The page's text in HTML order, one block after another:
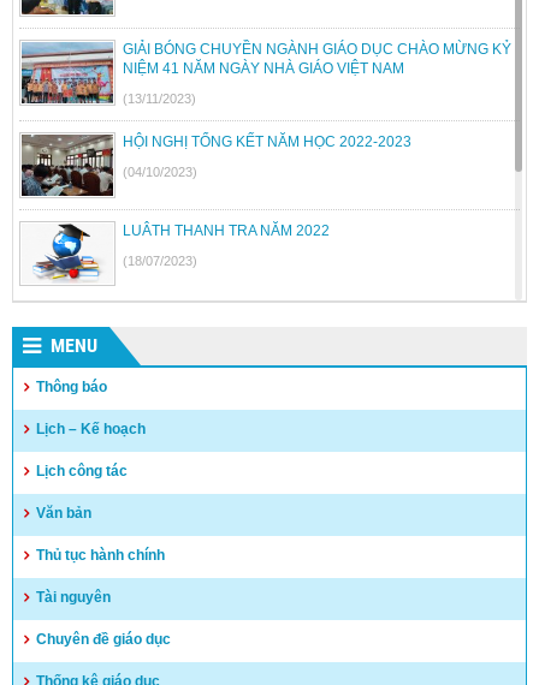
GIẢI BÓNG CHUYỀN NGÀNH GIÁO DỤC CHÀO MỪNG KỶ
NIỆM 41 NĂM NGÀY NHÀ GIÁO VIỆT NAM
(13/11/2023)
HỘI NGHỊ TỔNG KẾT NĂM HỌC 2022-2023
(04/10/2023)
LUÂTH THANH TRA NĂM 2022
(18/07/2023)
(26/06/2023)
Quyết định công khai quyết toán thu chi NSNN năm 2022
(04/05/2023)
MENU
Thông báo
Lịch – Kế hoạch
Lịch công tác
Văn bản
Thủ tục hành chính
Tài nguyên
Chuyên đề giáo dục